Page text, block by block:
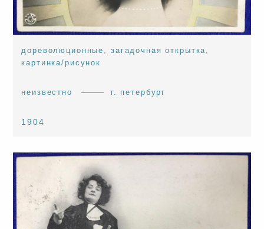
дореволюционные загадочная открытка
картинка/рисунок
неизвестно г. петербург
1904